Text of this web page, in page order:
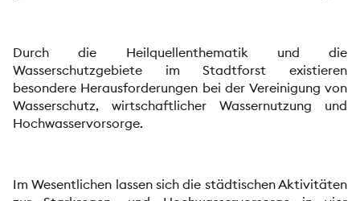
Durch die Heilquellenthematik und die
Wasserschutzgebiete im Stadtforst existieren
besondere Herausforderungen bei der Vereinigung von
Wasserschutz, wirtschaftlicher Wassernutzung und
Hochwasservorsorge.
Im Wesentlichen lassen sich die städtischen Aktivitäten